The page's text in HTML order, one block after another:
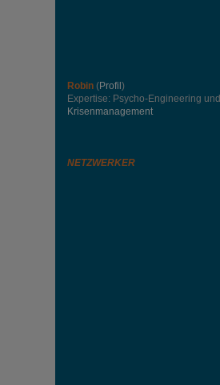
Robin (Profil )
Expertise: Psycho-Engineering und
Krisenmanagement
NETZWERKER